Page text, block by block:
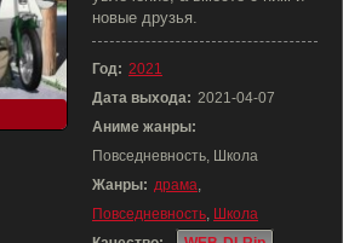
новые друзья.
Год: 2021
Дата выхода: 2021-04-07
Аниме жанры:
Повседневность, Школа
Жанры: драма,
Повседневность, Школа